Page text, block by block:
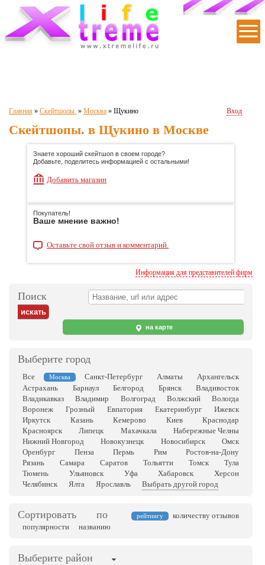
Главная » Скейтшопы. » Москва » Щукино Вход
Скейтшопы. в Щукино в Москве
Знаете хороший скейтшоп в своем городе?
Добавьте, поделитесь информацией с остальными!
Добавить магазин
Покупатель!
Ваше мнение важно!
Оставьте свой отзыв и комментарий.
Информация для представителей фирм
Поиск
на карте
Выберите город
Все Москва Санкт-Петербург Алматы
Архангельск
Астрахань
Барнаул Белгород Брянск
Владивосток
Владикавказ
Владимир Волгоград Волжский
Вологда
Воронеж
Грозный Евпатория Екатеринбург
Ижевск
Иркутск
Казань Кемерово Киев
Краснодар
Красноярск
Липецк Махачкала
Набережные Челны
Нижний Новгород
Новокузнецк Новосибирск
Омск
Оренбург
Пенза Пермь Рим
Ростов-на-Дону
Рязань
Самара Саратов Тольятти Томск
Тула
Тюмень
Ульяновск Уфа Хабаровск
Херсон
Челябинск
Ялта Ярославль Выбрать другой город
Сортировать по рейтингу
количеству отзывов
популярности
названию
Выберите район